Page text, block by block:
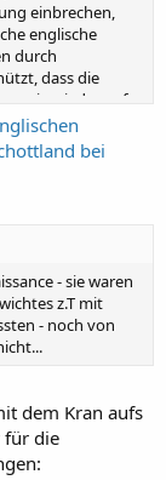
einbrechen,
englische
durch
dass die
sie wieder auf
konnten die
die relativbei
- sie waren
z.T mit
- noch von
dem Kran aufs
für die